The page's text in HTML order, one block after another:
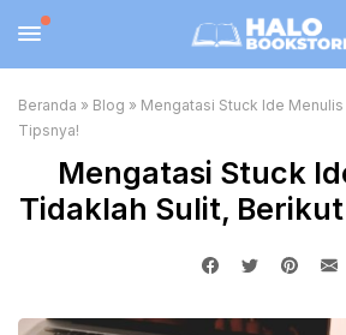
Beranda » Blog » Mengatasi Stuck Ide
Tipsnya!
Mengatasi Stuck
Tidaklah Sulit,